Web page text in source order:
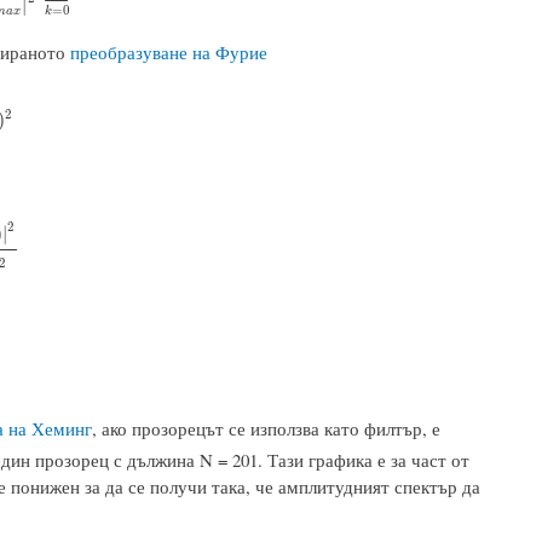
ax | k=0
преобразуване на Фурие
)2
k)
2
2
∑
на Хеминг, ако прозорецът се използва като филтър, е
прозорец с дължина N = 201. Тази графика е за част от
за да се получи така, че амплитудният спектър да